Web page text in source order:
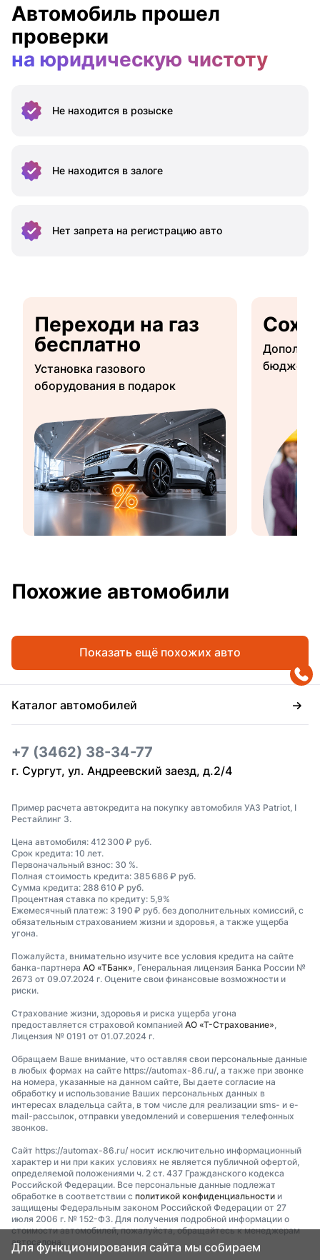
Автомобиль прошел
проверки
на юридическую чистоту
Не находится в розыске
Не находится в залоге
Нет запрета на регистрацию авто
Переходи на газ
бесплатно
Установка газового
оборудования в подарок
Похожие автомобили
Показать ещё похожих авто
Каталог автомобилей
+7 (3462) 38-34-77
г. Сургут, ул. Андреевский заезд, д.2/4
Пример расчета автокредита на покупку автомобиля УАЗ Patriot, I
Рестайлинг 3.
Цена автомобиля: 412 300 ₽ руб.
Срок кредита: 10 лет.
Первоначальный взнос: 30 %.
Полная стоимость кредита: 385 686 ₽ руб.
Сумма кредита: 288 610 ₽ руб.
Процентная ставка по кредиту: 5,9%
Ежемесячный платеж: 3 190 ₽ руб. без дополнительных комиссий, с
обязательным страхованием жизни и здоровья, а также ущерба
угона.
Пожалуйста, внимательно изучите все условия кредита на сайте
банка-партнера АО «ТБанк», Генеральная лицензия Банка России №
2673 от 09.07.2024 г. Оцените свои финансовые возможности и
риски.
Страхование жизни, здоровья и риска ущерба угона
предоставляется страховой компанией АО «Т-Страхование»,
Лицензия № 0191 от 01.07.2024 г.
Обращаем Ваше внимание, что оставляя свои персональные данные
в любых формах на сайте https://automax-86.ru/, а также при звонке
на номера, указанные на данном сайте, Вы даете согласие на
обработку и использование Ваших персональных данных в
интересах владельца сайта, в том числе для реализации sms- и e-
mail-рассылок, отправки уведомлений и совершения телефонных
звонков.
Сайт https://automax-86.ru/ носит исключительно информационный
характер и ни при каких условиях не является публичной офертой,
определяемой положениями ч. 2 ст. 437 Гражданского кодекса
Российской Федерации. Все персональные данные подлежат
обработке в соответствии с политикой конфиденциальности и
защищены Федеральным законом Российской Федерации от 27
июля 2006 г. № 152-ФЗ. Для получения подробной информации о
стоимости автомобилей, пожалуйста, обращайтесь к менеджерам
автосалона.
Для функционирования сайта мы собираем